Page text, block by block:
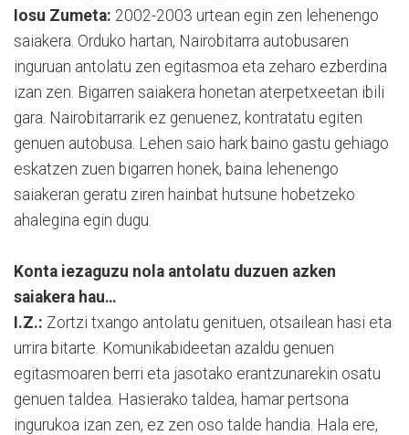
Iosu Zumeta: 2002-2003 urtean egin zen lehenengo
saiakera. Orduko hartan, Nairobitarra autobusaren
inguruan antolatu zen egitasmoa eta zeharo ezberdina
izan zen. Bigarren saiakera honetan aterpetxeetan ibili
gara. Nairobitarrarik ez genuenez, kontratatu egiten
genuen autobusa. Lehen saio hark baino gastu gehiago
eskatzen zuen bigarren honek, baina lehenengo
saiakeran geratu ziren hainbat hutsune hobetzeko
ahalegina egin dugu.
Konta iezaguzu nola antolatu duzuen azken
saiakera hau…
I.Z.: Zortzi txango antolatu genituen, otsailean hasi eta
urrira bitarte. Komunikabideetan azaldu genuen
egitasmoaren berri eta jasotako erantzunarekin osatu
genuen taldea. Hasierako taldea, hamar pertsona
ingurukoa izan zen, ez zen oso talde handia. Hala ere,